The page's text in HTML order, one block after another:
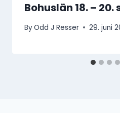
Bohuslän 18. –
ByOdd J Resser 29. juni